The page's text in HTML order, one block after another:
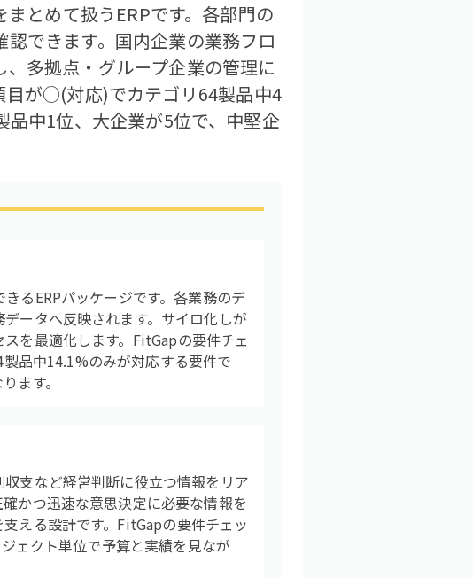
とめて扱うERPです。各部門の
できます。国内企業の業務フロ
多拠点・グループ企業の管理に
目が○(対応)でカテゴリ64製品中4
中1位、大企業が5位で、中堅企
るERPパッケージです。各業務のデ
ータへ反映されます。サイロ化しが
を最適化します。FitGapの要件チェ
品中14.1%のみが対応する要件で
ます。
支など経営判断に役立つ情報をリア
かつ迅速な意思決定に必要な情報を
える設計です。FitGapの要件チェッ
ェクト単位で予算と実績を見なが